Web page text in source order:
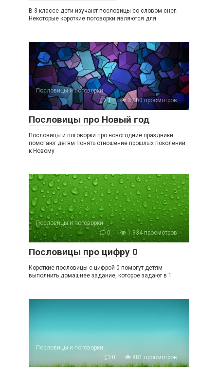
В 3 классе дети изучают пословицы со словом снег.
Некоторые короткие поговорки являются для
Пословицы и поговорки
0
3 100 просмотров
Пословицы про Новый год
Пословицы и поговорки про новогодние праздники
помогают детям понять отношение прошлых поколений
к Новому
Пословицы и поговорки
0
1 934 просмотров
Пословицы про цифру 0
Короткие пословицы с цифрой 0 помогут детям
выполнить домашнее задание, которое задают в 1
Пословицы и поговорки
0
881 просмотров